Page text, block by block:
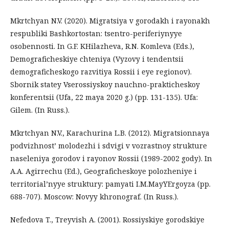
Mkrtchyan N.V. (2020). Migratsiya v gorodakh i rayonakh
respubliki Bashkortostan: tsentro-periferiynyye
osobennosti. In G.F. KHilazheva, R.N. Komleva (Eds.),
Demograficheskiye chteniya (Vyzovy i tendentsii
demograficheskogo razvitiya Rossii i eye regionov).
Sbornik statey Vserossiyskoy nauchno-prakticheskoy
konferentsii (Ufa, 22 maya 2020 g.) (pp. 131-135). Ufa:
Gilem. (In Russ.).
Mkrtchyan N.V., Karachurina L.B. (2012). Migratsionnaya
podvizhnost’ molodezhi i sdvigi v vozrastnoy strukture
naseleniya gorodov i rayonov Rossii (1989-2002 gody). In
A.A. Agirrechu (Ed.), Geograficheskoye polozheniye i
territorial’nyye struktury: pamyati I.M.MayYErgoyza (pp.
688-707). Moscow: Novyy khronograf. (In Russ.).
Nefedova T., Treyvish A. (2001). Rossiyskiye gorodskiye